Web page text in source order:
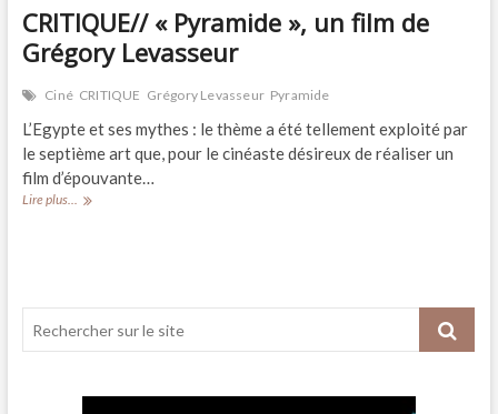
CRITIQUE// « Pyramide », un film de
Grégory Levasseur
Ciné CRITIQUE Grégory Levasseur Pyramide
L’Egypte et ses mythes : le thème a été tellement exploité par
le septième art que, pour le cinéaste désireux de réaliser un
film d’épouvante…
Lire plus... CRITIQUE//